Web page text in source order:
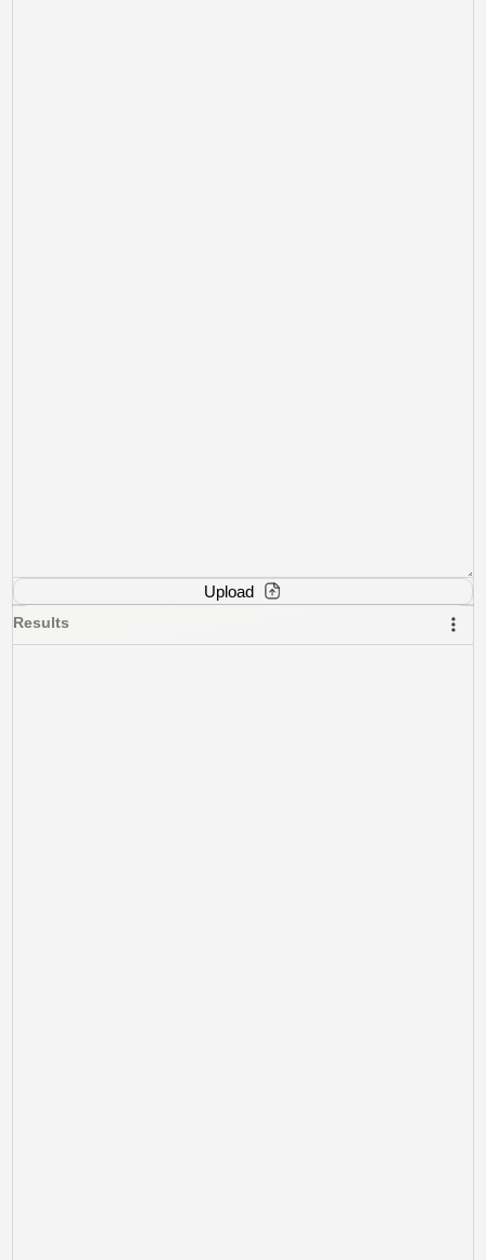
Upload
Results